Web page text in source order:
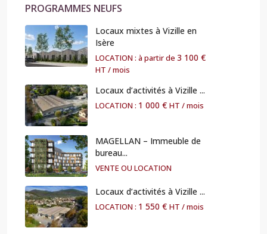
PROGRAMMES NEUFS
Locaux mixtes à Vizille en
Isère
LOCATION : à partir de 3 100 €
HT / mois
Locaux d’activités à Vizille ...
LOCATION : 1 000 € HT / mois
MAGELLAN – Immeuble de
bureau...
VENTE OU LOCATION
Locaux d’activités à Vizille ...
LOCATION : 1 550 € HT / mois